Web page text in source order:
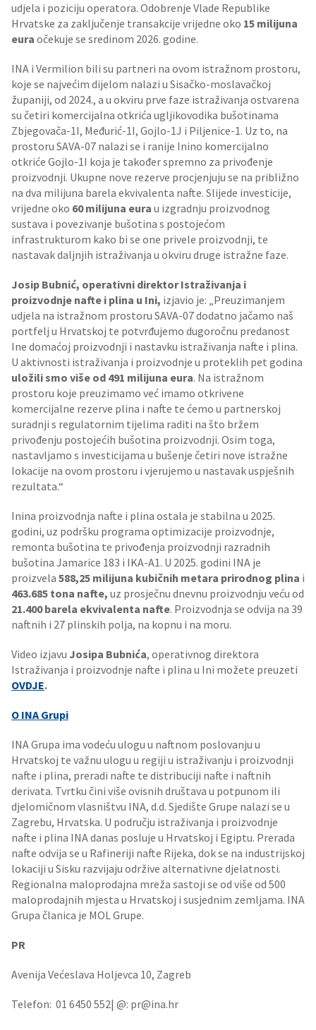
udjela i poziciju operatora. Odobrenje Vlade Republike
Hrvatske za zaključenje transakcije vrijedne oko 15 milijuna
eura očekuje se sredinom 2026. godine.
INA i Vermilion bili su partneri na ovom istražnom prostoru,
koje se najvećim dijelom nalazi u Sisačko-moslavačkoj
županiji, od 2024., a u okviru prve faze istraživanja ostvarena
su četiri komercijalna otkrića ugljikovodika bušotinama
Zbjegovača-1I, Međurić-1I, Gojlo-1J i Piljenice-1. Uz to, na
prostoru SAVA-07 nalazi se i ranije Inino komercijalno
otkriće Gojlo-1I koja je također spremno za privođenje
proizvodnji. Ukupne nove rezerve procjenjuju se na približno
na dva milijuna barela ekvivalenta nafte. Slijede investicije,
vrijedne oko 60 milijuna eura u izgradnju proizvodnog
sustava i povezivanje bušotina s postojećom
infrastrukturom kako bi se one privele proizvodnji, te
nastavak daljnjih istraživanja u okviru druge istražne faze.
Josip Bubnić, operativni direktor Istraživanja i
proizvodnje nafte i plina u Ini, izjavio je: „Preuzimanjem
udjela na istražnom prostoru SAVA-07 dodatno jačamo naš
portfelj u Hrvatskoj te potvrđujemo dugoročnu predanost
Ine domaćoj proizvodnji i nastavku istraživanja nafte i plina.
U aktivnosti istraživanja i proizvodnje u proteklih pet godina
uložili smo više od 491 milijuna eura. Na istražnom
prostoru koje preuzimamo već imamo otkrivene
komercijalne rezerve plina i nafte te ćemo u partnerskoj
suradnji s regulatornim tijelima raditi na što bržem
privođenju postojećih bušotina proizvodnji. Osim toga,
nastavljamo s investicijama u bušenje četiri nove istražne
lokacije na ovom prostoru i vjerujemo u nastavak uspješnih
rezultata.“
Inina proizvodnja nafte i plina ostala je stabilna u 2025.
godini, uz podršku programa optimizacije proizvodnje,
remonta bušotina te privođenja proizvodnji razradnih
bušotina Jamarice 183 i IKA-A1. U 2025. godini INA je
proizvela 588,25 milijuna kubičnih metara prirodnog plina i
463.685 tona nafte, uz prosječnu dnevnu proizvodnju veću od
21.400 barela ekvivalenta nafte. Proizvodnja se odvija na 39
naftnih i 27 plinskih polja, na kopnu i na moru.
Video izjavu Josipa Bubnića, operativnog direktora
Istraživanja i proizvodnje nafte i plina u Ini možete preuzeti
OVDJE.
O INA Grupi
INA Grupa ima vodeću ulogu u naftnom poslovanju u
Hrvatskoj te važnu ulogu u regiji u istraživanju i proizvodnji
nafte i plina, preradi nafte te distribuciji nafte i naftnih
derivata. Tvrtku čini više ovisnih društava u potpunom ili
djelomičnom vlasništvu INA, d.d. Sjedište Grupe nalazi se u
Zagrebu, Hrvatska. U području istraživanja i proizvodnje
nafte i plina INA danas posluje u Hrvatskoj i Egiptu. Prerada
nafte odvija se u Rafineriji nafte Rijeka, dok se na industrijskoj
lokaciji u Sisku razvijaju održive alternativne djelatnosti.
Regionalna maloprodajna mreža sastoji se od više od 500
maloprodajnih mjesta u Hrvatskoj i susjednim zemljama. INA
Grupa članica je MOL Grupe.
PR
Avenija Većeslava Holjevca 10, Zagreb
Telefon: 01 6450 552| @: pr@ina.hr